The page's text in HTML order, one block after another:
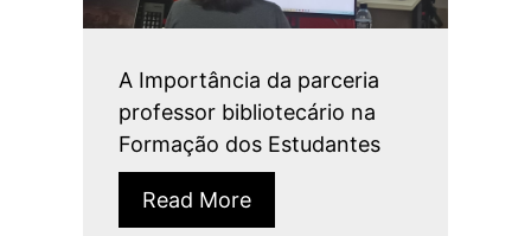
A Importância da parceria
professor bibliotecário na
Formação dos Estudantes
Read More